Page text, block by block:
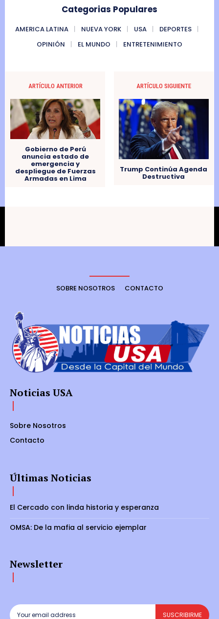
Categorias Populares
AMERICA LATINA NUEVA YORK USA
DEPORTES
OPINIÓN
EL MUNDO ENTRETENIMIENTO
ARTÍCULO ANTERIOR
Gobierno de Perú
anuncia estado de
emergencia y
despliegue de Fuerzas
Armadas en Lima
ARTÍCULO SIGUIENTE
Trump Continúa Agenda
Destructiva
SOBRE NOSOTROS CONTACTO
Noticias USA
Sobre Nosotros
Contacto
Últimas Noticias
El Cercado con linda historia y esperanza
OMSA: De la mafia al servicio ejemplar
Newsletter
SUSCRIBIRME